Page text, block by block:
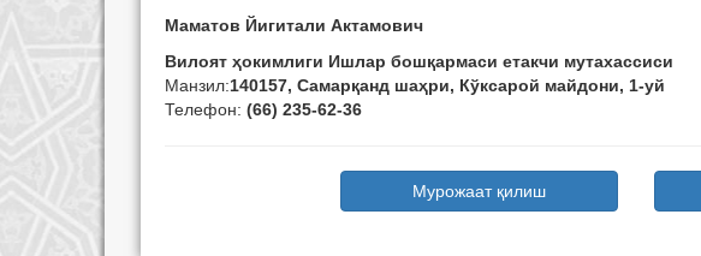
Маматов Йигитали Актамович
Вилоят ҳокимлиги Ишлар бошқармаси етакчи мутахассиси
Манзил:140157, Самарқанд шаҳри, Кўксарой майдони, 1-уй
Телефон: (66) 235-62-36
Мурожаат қилиш